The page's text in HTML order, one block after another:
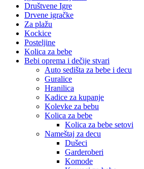
Društvene Igre
Drvene igračke
Za plažu
Kockice
Posteljine
Kolica za bebe
Bebi oprema i dečije stvari
Auto sedišta za bebe i decu
Guralice
Hranilica
Kadice za kupanje
Kolevke za bebu
Kolica za bebe
Kolica za bebe setovi
Nameštaj za decu
Dušeci
Garderoberi
Komode